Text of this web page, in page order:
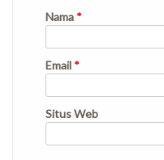
Nama *
Email *
Situs Web